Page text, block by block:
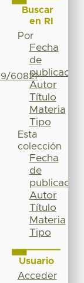
60821
Buscar
en RI
Por
Fecha
de
publicación
Autor
Título
Materia
Tipo
Esta
colección
Fecha
de
publicación
Autor
Título
Materia
Tipo
Usuario
Acceder